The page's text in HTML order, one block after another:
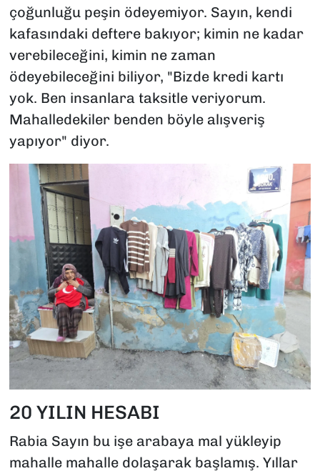
çoğunluğu peşin ödeyemiyor. Sayın, kendi
kafasındaki deftere bakıyor; kimin ne kadar
verebileceğini, kimin ne zaman
ödeyebileceğini biliyor, "Bizde kredi kartı
yok. Ben insanlara taksitle veriyorum.
Mahalledekiler benden böyle alışveriş
yapıyor" diyor.
20 YILIN HESABI
Rabia Sayın bu işe arabaya mal yükleyip
mahalle mahalle dolaşarak başlamış. Yıllar